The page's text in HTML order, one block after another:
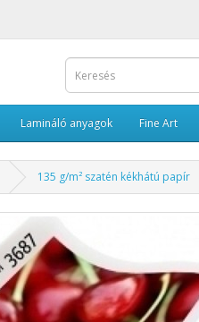
Lamináló anyagok Fine Art
135 g/m² szatén kékhátú papír